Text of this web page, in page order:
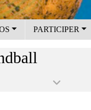
PARTICIPER